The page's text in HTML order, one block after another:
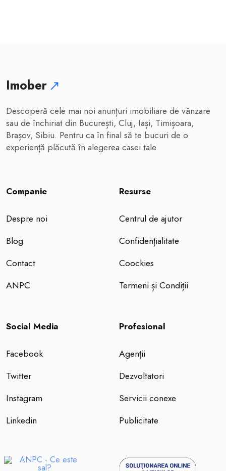
Imober
Descoperă cele mai noi anunțuri imobiliare de vânzare
sau de închiriat din București, Cluj, Iași, Timișoara,
Brașov, Sibiu. Pentru ca în final să te bucuri de o
experiență plăcută în alegerea casei tale.
Companie
Despre noi
Blog
Contact
ANPC
Resurse
Centrul de ajutor
Confidențialitate
Coockies
Termeni și Condiții
Social Media
Facebook
Twitter
Instagram
Linkedin
Profesional
Agenții
Dezvoltatori
Servicii conexe
Publicitate